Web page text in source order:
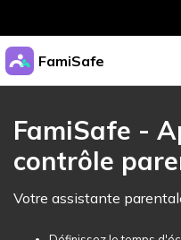
Produits phares
Utilité
Aperçu
Solutions
Actualités
FamiSafe
FamiSafe
Protégez la
Fonctionnalités
Activité de
Blog
FamiSafe -
contrôle
Votre assistante